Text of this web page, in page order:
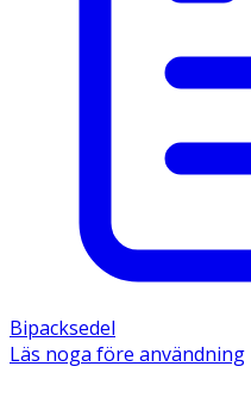
Bipacksedel
Läs noga före användning